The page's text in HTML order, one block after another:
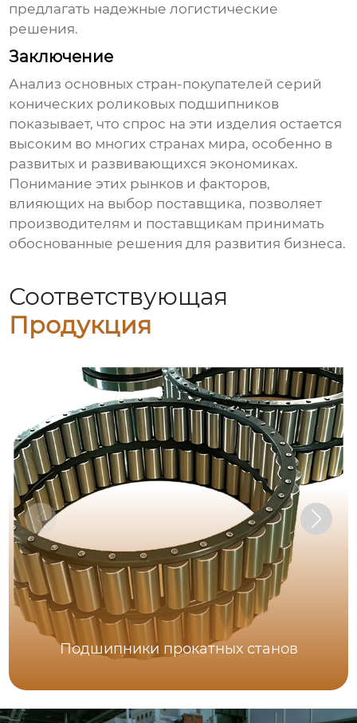
предлагать надежные логистические
решения.
Заключение
Анализ основных стран-покупателей серий
конических роликовых подшипников
показывает, что спрос на эти изделия остается
высоким во многих странах мира, особенно в
развитых и развивающихся экономиках.
Понимание этих рынков и факторов,
влияющих на выбор поставщика, позволяет
производителям и поставщикам принимать
обоснованные решения для развития бизнеса.
Соответствующая
Продукция
Подшипники прокатных станов